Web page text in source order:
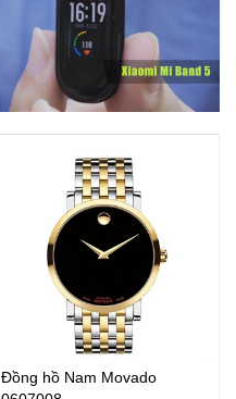
Đồng hồ Nam Movado